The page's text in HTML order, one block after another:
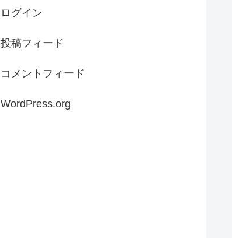
ログイン
投稿フィード
コメントフィード
WordPress.org